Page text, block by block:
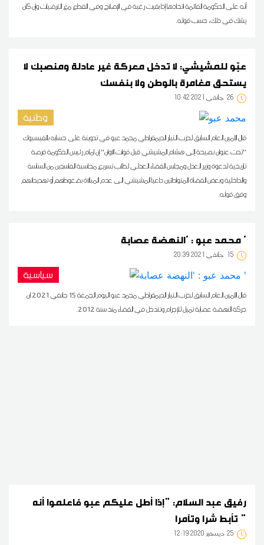
أنه على الحكومة القائمة اتخاذها إذا بقيت رغبة في الإصلاح وفي القطع مع الترضيات وإن كان
يشك في ذلك، حسب قوله.
عبّو للمشيشي: لا تدخل معركة غير عادلة ومنصبك لا
يستحق مغامرة بالوطن ولا بنفسك
26 10:42 2021 جانفي
وطنية
قال الأمين العام السابق لحزب التيار الديمقراطي محمد عبو في تدوينة على حسابه بالفيسبوك
''تحت عنوان نصيحة إلى هشام المشيشي قبل فوات الآوان'' إن امام رئيس الحكومة فرصة
تاريخية لدعوة وزير العدل ومجلس القضاء العدلي لطلب تسريع محاسبة الفاسدين من الساسة
والداخلية وبعض القضاة المتواطئين داعيا المشيشي الى عدم المبالاة بضغوطهم أو تهديداتهم
وفق قوله.
محمد عبو : 'النهضة عصابة '
15 20:39 2021 جانفي
سياسية
قال الأمين العام السابق لحزب التيار الديمقراطي محمد عبو اليوم الجمعة 15 جانفي 2021 ان
حركة النهضة عصابة تميل للإجرام وتتدخل في القضاء منذ سنة 2012.
رفيق عبد السلام: "إذا أطل عليكم عبو فاعلموا أنه
تأبط شرا وتآمرا "
25 12:19 2020 ديسمبر